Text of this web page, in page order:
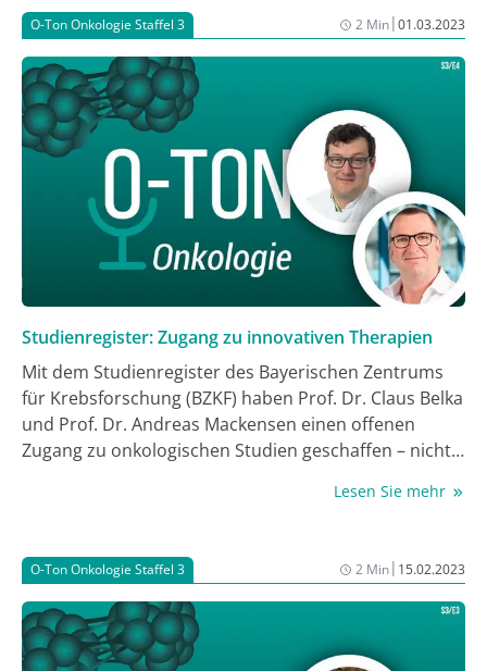
verantwortungsvolle Training von Algorithmen
ableiten? Die Antworten auf diese und mehr Fragen
gibt Dermatologe Dr. Titus Brinker in der neuen Folge
von O-Ton Onkologie.
O-Ton Onkologie Staffel 3 2 Min|01.03.2023
Studienregister: Zugang zu innovativen Therapien
Mit dem Studienregister des Bayerischen Zentrums
für Krebsforschung (BZKF) haben Prof. Dr. Claus Belka
und Prof. Dr. Andreas Mackensen einen offenen
Zugang zu onkologischen Studien geschaffen – nicht
Gespräch mit Antje Blum und Dr. med. vet. Astrid
es Innovation fördert und welche Rolle das
BürgerTelefonKrebs spielt.
Lesen Sie mehr
O-Ton Onkologie Staffel 3 2 Min| 15.02.2023